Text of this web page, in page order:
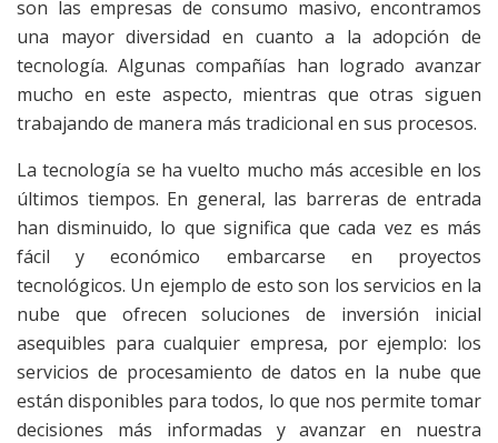
son las empresas de consumo masivo, encontramos
una mayor diversidad en cuanto a la adopción de
tecnología. Algunas compañías han logrado avanzar
mucho en este aspecto, mientras que otras siguen
trabajando de manera más tradicional en sus procesos.
La tecnología se ha vuelto mucho más accesible en los
últimos tiempos. En general, las barreras de entrada
han disminuido, lo que significa que cada vez es más
fácil y económico embarcarse en proyectos
tecnológicos. Un ejemplo de esto son los servicios en la
nube que ofrecen soluciones de inversión inicial
asequibles para cualquier empresa, por ejemplo: los
servicios de procesamiento de datos en la nube que
están disponibles para todos, lo que nos permite tomar
decisiones más informadas y avanzar en nuestra